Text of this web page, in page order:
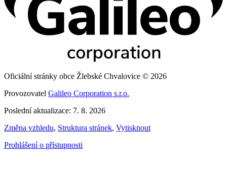
Oficiální stránky obce Žlebské Chvalovice © 2026
Provozovatel Galileo Corporation s.r.o.
Poslední aktualizace: 7. 8. 2026
Změna vzhledu, Struktura stránek, Vytisknout
Prohlášení o přístupnosti